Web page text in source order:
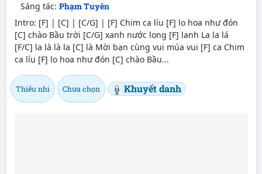
Sáng tác: Phạm Tuyên
Intro: [F] | [C] | [C/G] | [F] Chim ca líu [F] lo hoa như đón
[C] chào Bầu trời [C/G] xanh nước long [F] lanh La la lá
[F/C] la là là la [C] là Mời bạn cùng vui múa vui [F] ca Chim
ca líu [F] lo hoa như đón [C] chào Bầu...
Thiếu nhi Chưa chọn Khuyết danh